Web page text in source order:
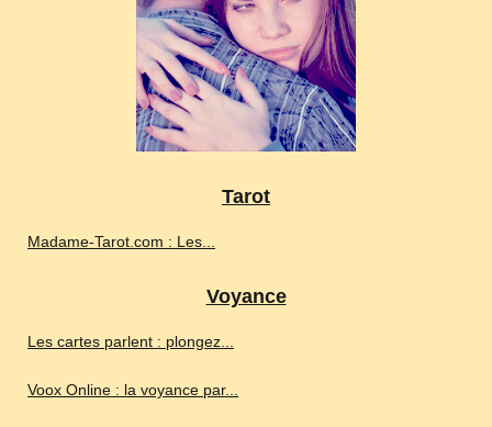
Tarot
Madame-Tarot.com : Les...
Voyance
Les cartes parlent : plongez...
Voox Online : la voyance par...